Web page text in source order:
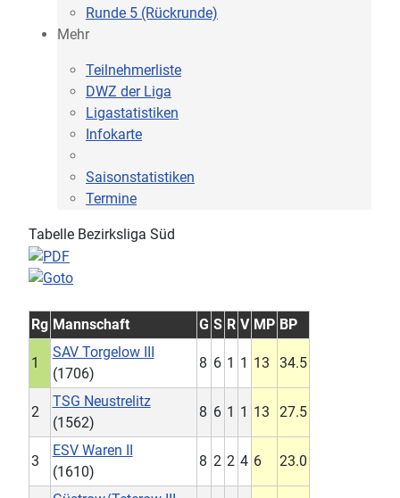
Runde 5 (Rückrunde)
Mehr
Teilnehmerliste
DWZ der Liga
Ligastatistiken
Infokarte
Saisonstatistiken
Termine
Tabelle Bezirksliga Süd
Rg Mannschaft G S R V MP BP
1
SAV Torgelow III
(1706)
8 6 1 1 13 34.5
2
TSG Neustrelitz
(1562)
8 6 1 1 13 27.5
3
ESV Waren II
(1610)
8 2 2 4 6 23.0